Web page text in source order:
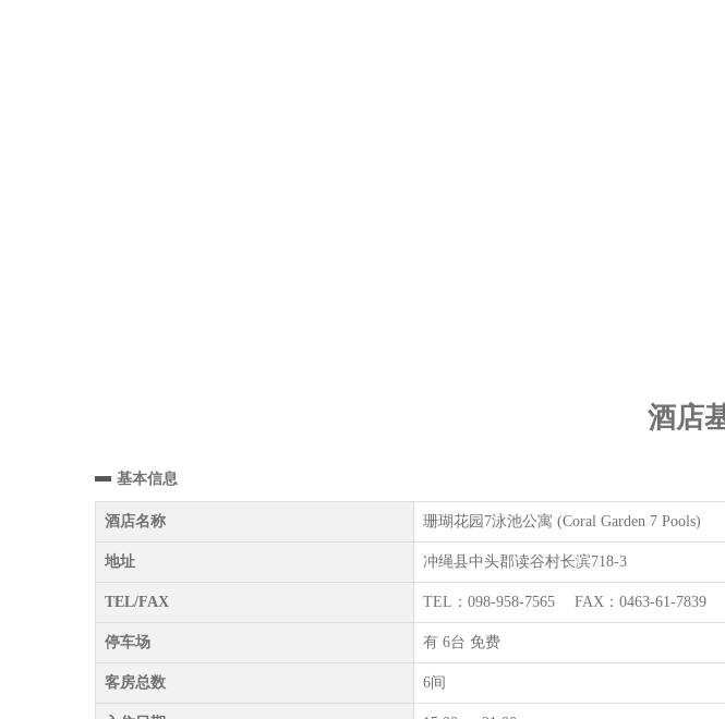
酒店
基本信息
酒店名称 珊瑚花园7泳池公寓 (Coral Garden 7 Pools)
地址 冲绳县中头郡读谷村长滨718-3
TEL/FAX TEL：098-958-7565 FAX：0463-61-7839
停车场 有 6台 免费
客房总数 6间